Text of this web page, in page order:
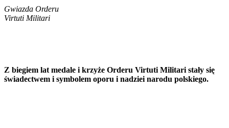
Gwiazda Orderu
Virtuti Militari
Z biegiem lat medale i krzyże Orderu Virtuti Militari stały się
świadectwem i symbolem oporu i nadziei narodu polskiego.